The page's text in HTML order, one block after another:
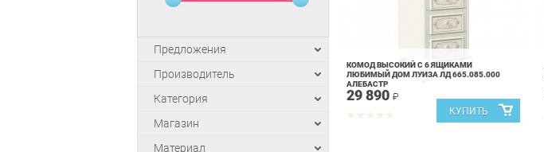
Предложения
Производитель
Категория
Магазин
Материал
КОМОД ВЫСОКИЙ С 6 ЯЩИКАМИ
ЛЮБИМЫЙ ДОМ ЛУИЗА ЛД 665.085.000
АЛЕБАСТР
29 890 ₽